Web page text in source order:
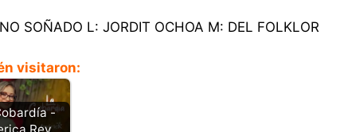
SOÑADO L: JORDIT OCHOA M: DEL FOLKLOR
visitaron:
-